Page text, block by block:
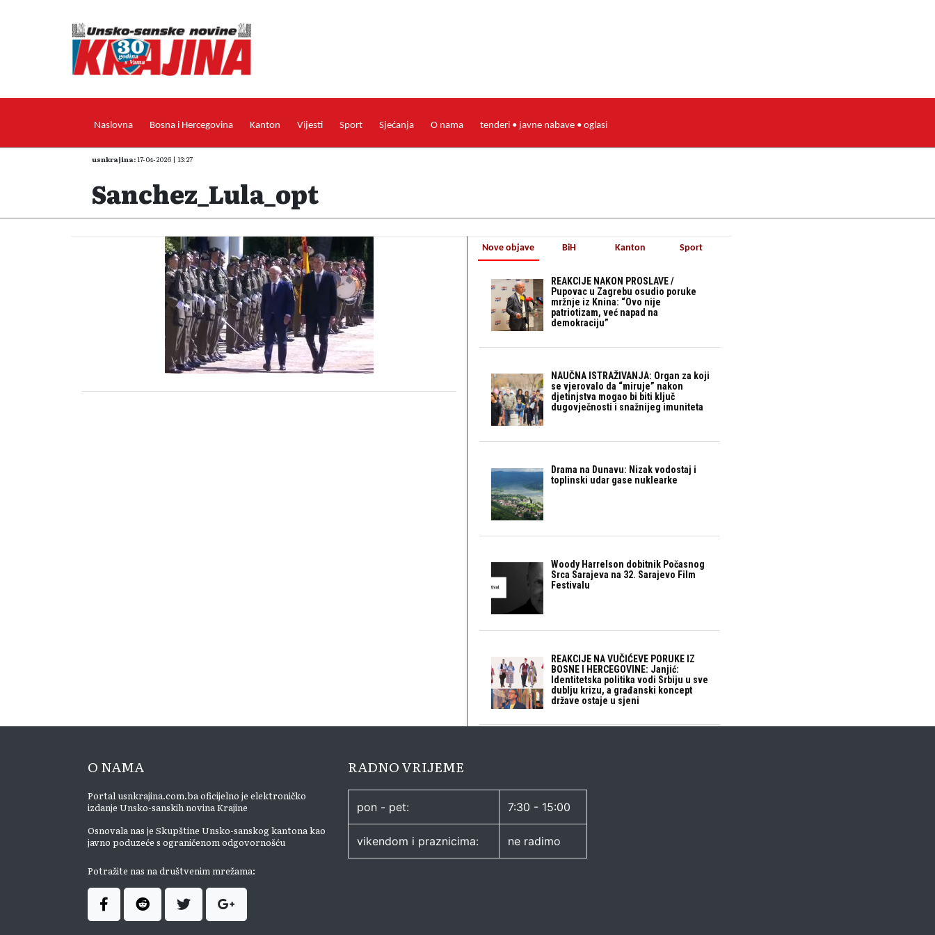
Naslovna Bosna i Hercegovina Kanton Vijesti Sport Sjećanja O nama tenderi • javne nabave • oglasi
usnkrajina:17-04-2026 | 13:27
Sanchez_Lula_opt
Nove objave
REAKCIJE NAKON PROSLAVE /
Pupovac u Zagrebu osudio poruke
mržnje iz Knina: “Ovo nije
patriotizam, već napad na
demokraciju”
NAUČNA ISTRAŽIVANJA: Organ za koji
se vjerovalo da “miruje” nakon
djetinjstva mogao bi biti ključ
dugovječnosti i snažnijeg imuniteta
Drama na Dunavu: Nizak vodostaj i
toplinski udar gase nuklearke
Woody Harrelson dobitnik Počasnog
Srca Sarajeva na 32. Sarajevo Film
Festivalu
REAKCIJE NA VUČIĆEVE PORUKE IZ
BOSNE I HERCEGOVINE: Janjić:
Identitetska politika vodi Srbiju u sve
dublju krizu, a građanski koncept
države ostaje u sjeni
BiH Kanton Sport
O NAMA
Portal usnkrajina.com.ba oficijelno je elektroničko
izdanje Unsko-sanskih novina Krajine
Osnovala nas je Skupštine Unsko-sanskog kantona kao
javno poduzeće s ograničenom odgovornošću
Potražite nas na društvenim mrežama:
RADNO VRIJEME
pon - pet: 7:30 - 15:00
vikendom i praznicima: ne radimo